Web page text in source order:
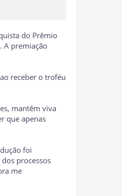
do Prêmio
A premiação
receber o troféu
mantêm viva
que apenas
foi
processos
me